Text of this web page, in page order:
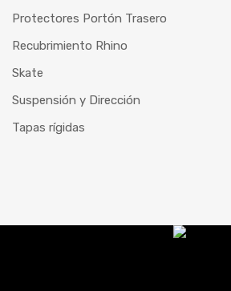
Protectores Portón Trasero
Recubrimiento Rhino
Skate
Suspensión y Dirección
Tapas rígidas